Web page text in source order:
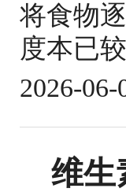
将食物
度本已
2026-06-
维生